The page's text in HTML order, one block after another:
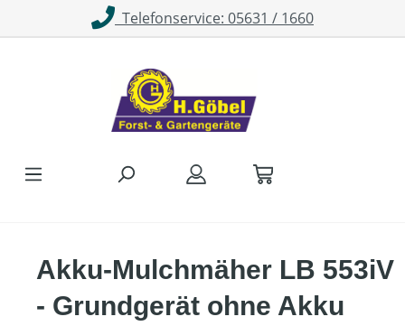
Zum Hauptinhalt springenTelefonservice: 05631 / 1660
Akku-Mulchmäher LB 553iV
- Grundgerät ohne Akku